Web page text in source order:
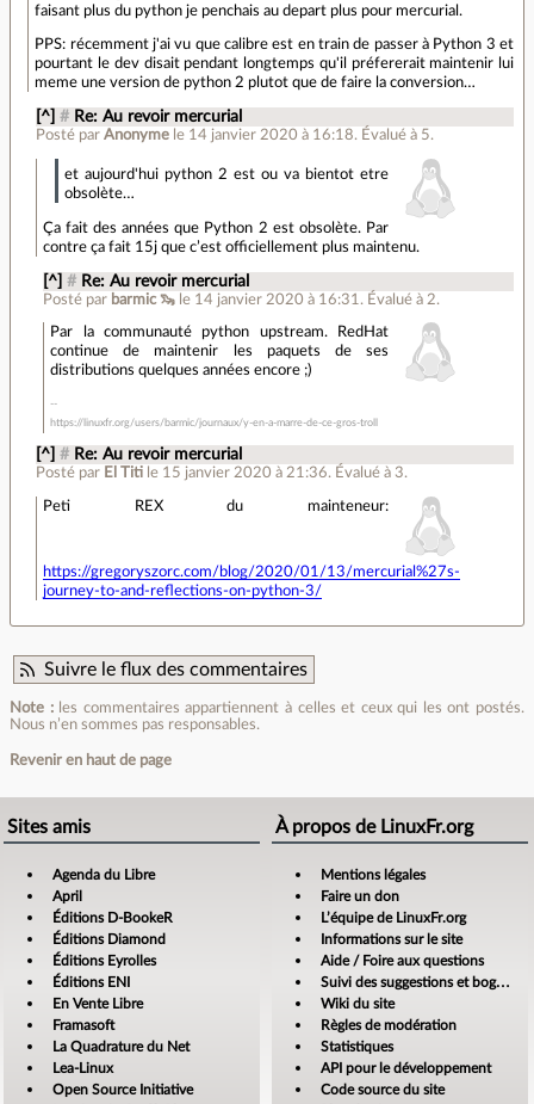
faisant plus du python je penchais au depart plus pour mercurial.
PPS: récemment j'ai vu que calibre est en train de passer à Python 3 et
pourtant le dev disait pendant longtemps qu'il préfererait maintenir lui
meme une version de python 2 plutot que de faire la conversion…
[^] # Re: Au revoir mercurial
Posté par Anonyme le 14 janvier 2020 à 16:18. Évalué à 5.
et aujourd'hui python 2 est ou va bientot etre
obsolète…
Ça fait des années que Python 2 est obsolète. Par
contre ça fait 15j que c’est officiellement plus maintenu.
[^] # Re: Au revoir mercurial
Posté par barmic 🦦 le 14 janvier 2020 à 16:31 . Évalué à 2.
Par la communauté python upstream. RedHat
continue de maintenir les paquets de ses
distributions quelques années encore ;)
https://linuxfr.org/users/barmic/journaux/y-en-a-marre-de-ce-gros-troll
[^] # Re: Au revoir mercurial
Posté par El Titi le 15 janvier 2020 à 21:36. Évalué à 3.
Peti REX du mainteneur:
https://gregoryszorc.com/blog/2020/01/13/mercurial%27s-
journey-to-and-reflections-on-python-3/
Suivre le flux des commentaires
Note :les commentaires appartiennent à celles et ceux qui les ont postés.
Nous n’en sommes pas responsables.
Revenir en haut de page
Sites amis
Agenda du Libre
April
Éditions D-BookeR
Éditions Diamond
Éditions Eyrolles
Éditions ENI
En Vente Libre
Framasoft
La Quadrature du Net
Lea-Linux
Open Source Initiative
À propos de LinuxFr.org
Mentions légales
Faire un don
L’équipe de LinuxFr.org
Informations sur le site
Aide / Foire aux questions
Suivi des suggestions et bogues
Wiki du site
Règles de modération
Statistiques
API pour le développement
Code source du site